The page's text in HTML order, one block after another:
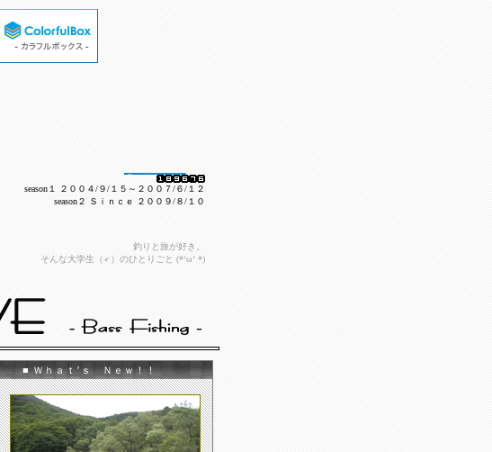
season１ ２００４/９/１５～２００７/６/１２
season２ Ｓｉｎｃｅ ２００９/８/１０
釣りと旅が好き。
そんな大学生（♂）のひとりごと (*‘ω‘ *)
■ Ｗｈａｔ’ｓ Ｎｅｗ！！